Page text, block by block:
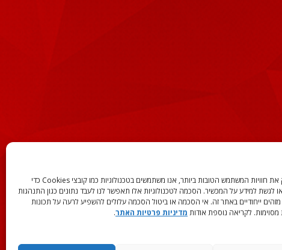
כדי לספק את חוויות המשתמש הטובות ביותר, אנו משתמשים בטכנולוגיות כמו קובצי Cookies כדי
לגשת למידע על המכשיר. הסכמה לטכנולוגיות אלו תאפשר לנו לעבד נתונים כגון התנהגות
מזהים ייחודיים באתר זה. אי הסכמה או ביטול הסכמה עלולים להשפיע לרעה על תכונות
מסוימות. לקריאה נוספת אודות מדיניות פרטיות האתר.
המידע באתר אינה מהווה תחליף לפניה לעורך דין המתמחה
לעיל עושה זאת על אחריותו בלבד.